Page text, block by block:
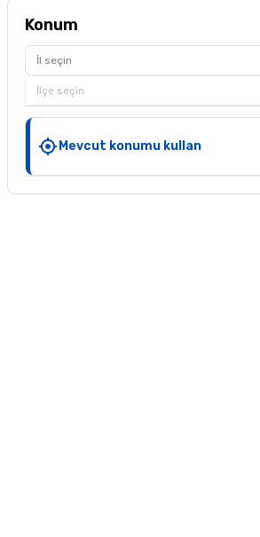
Konum
İl seçin
İlçe seçin
Mevcut konumu kullan